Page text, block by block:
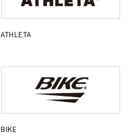
ATHLETA
BIKE